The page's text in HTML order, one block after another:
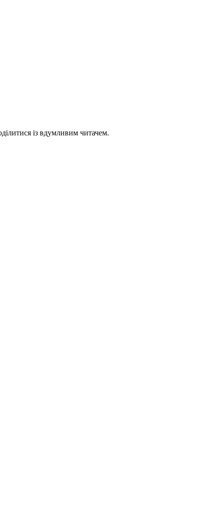
із вдумливим читачем.